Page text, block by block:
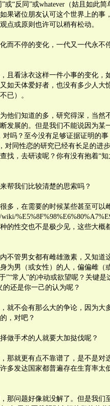
或“反同”或whatever（姑且如此
果诸位朋友认可这个世界上的事
点或原则也许可以稍有松动。
而不停的变化，一代又一代永不
且看泳衣这样一件小事的变化，
如天体爱好者，也没有多少人大
已）。
他们知道的多，研究得深，当然
发展的。但是我们不能说因为某
对吗？至今没有足够证据证明的
对同性恋的研究已经有长足的进
找，去研读呢？你有没有抱着“
帮我们比较清楚的思索吗？
多，在需要的时候某些甚至可以
wiki/
的性交也不是极少见，这些大概
不管男女都有雌雄激素，又知道
为男（或女性）的人，偏偏雌（
”“常人”的冲动或欲望呢？关键是
的还是你一己的认为呢？
就不会有那么大的争论，因为大
，对吧？
做手术的人就要大加挞伐呢？
那就更有点不靠谱了，是不是对
多发达国家都普遍存在生育率太
那问题好像就没解了。但是我们